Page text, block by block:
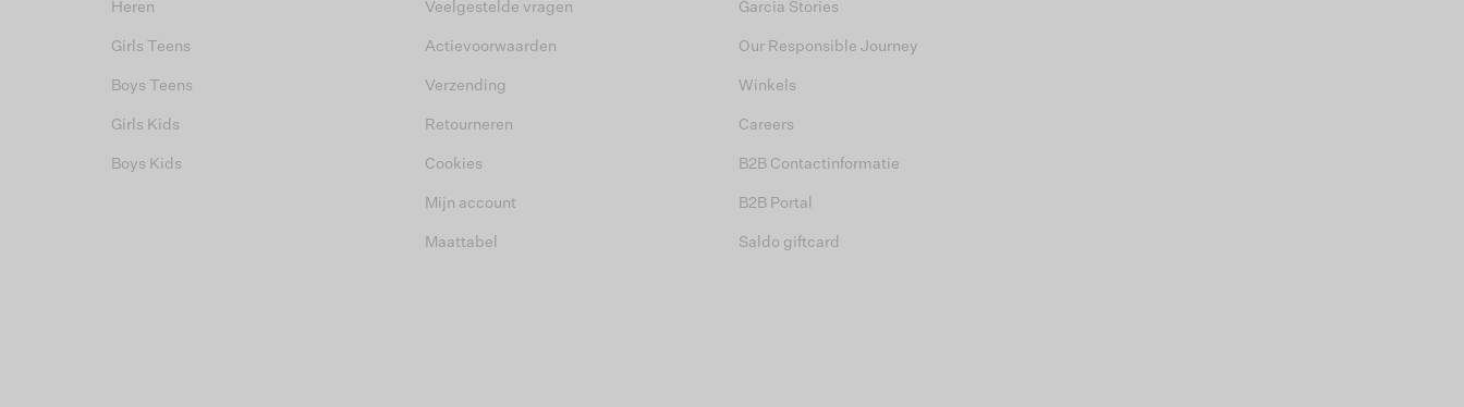
Heren
Girls Teens
Boys Teens
Girls Kids
Boys Kids
Veelgestelde vragen
Actievoorwaarden
Verzending
Retourneren
Cookies
Mijn account
Maattabel
Garcia Stories
Our Responsible Journey
Winkels
Careers
B2B Contactinformatie
B2B Portal
Saldo giftcard